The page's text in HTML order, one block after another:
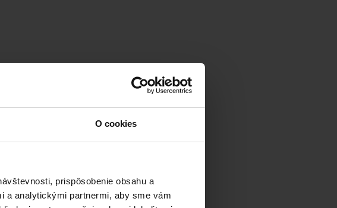
O cookies
prispôsobenie obsahu a
a analytickými partnermi, aby sme vám